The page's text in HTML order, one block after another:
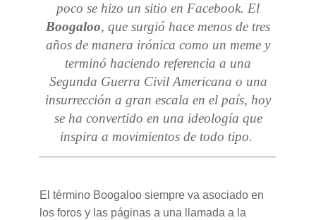
poco se hizo un sitio en Facebook. El
Boogaloo, que surgió hace menos de tres
años de manera irónica como un meme y
terminó haciendo referencia a una
Segunda Guerra Civil Americana o una
insurrección a gran escala en el país, hoy
se ha convertido en una ideología que
inspira a movimientos de todo tipo.
El término Boogaloo siempre va asociado en
los foros y las páginas a una llamada a la